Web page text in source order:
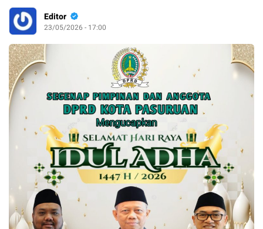
Editor
23/05/2026 - 17:00